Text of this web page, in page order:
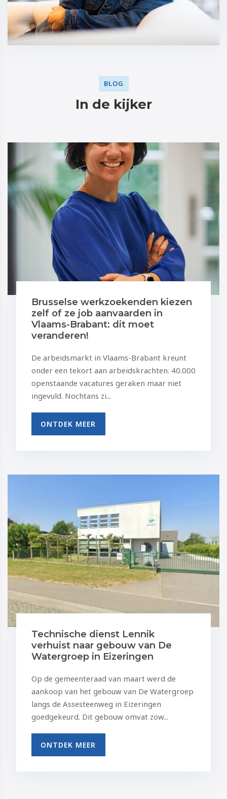
BLOG
In de kijker
Brusselse werkzoekenden kiezen
zelf of ze job aanvaarden in
Vlaams-Brabant: dit moet
veranderen!
De arbeidsmarkt in Vlaams-Brabant kreunt
onder een tekort aan arbeidskrachten. 40.000
openstaande vacatures geraken maar niet
ingevuld. Nochtans zi...
ONTDEK MEER
Technische dienst Lennik
verhuist naar gebouw van De
Watergroep in Eizeringen
Op de gemeenteraad van maart werd de
aankoop van het gebouw van De Watergroep
langs de Assesteenweg in Eizeringen
goedgekeurd. Dit gebouw omvat zow...
ONTDEK MEER